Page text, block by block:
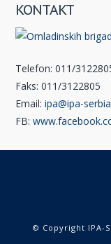
KONTAKT
Telefon: 011/
Faks: 011/3122805
Email:ipa@ipa-
FB:
© Copyright IPA-